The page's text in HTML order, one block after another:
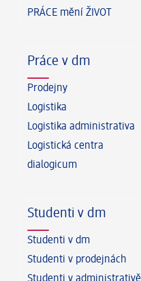
PRÁCE mění ŽIVOT
Práce v dm
Prodejny
Logistika
Logistika administrativa
Logistická centra
dialogicum
Studenti v dm
Studenti v dm
Studenti v prodejnách